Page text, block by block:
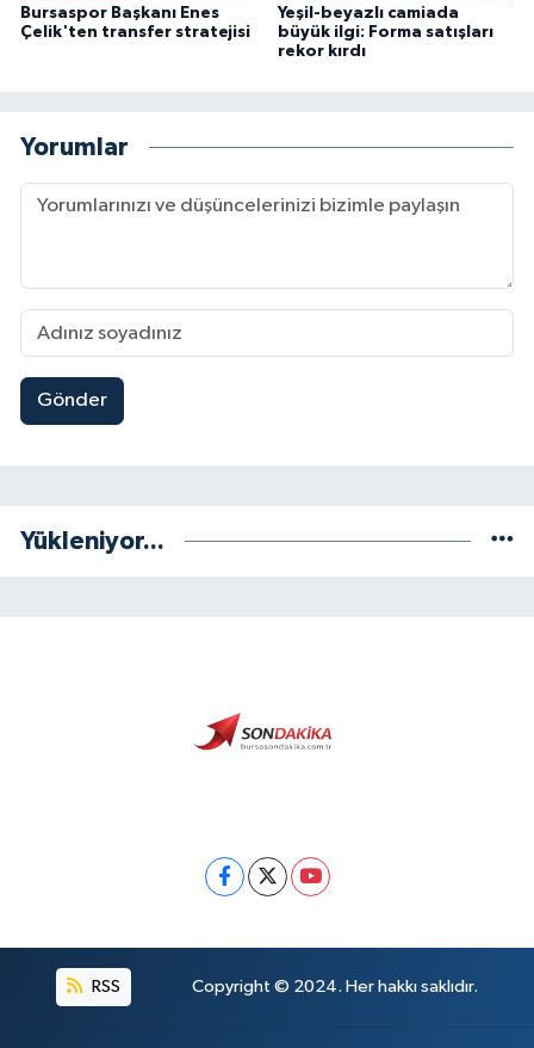
Bursaspor Başkanı Enes
Çelik'ten transfer stratejisi
Yeşil-beyazlı camiada
büyük ilgi: Forma satışları
rekor kırdı
Yorumlar
Gönder
Yükleniyor...
RSS Copyright © 2024. Her hakkı saklıdır.